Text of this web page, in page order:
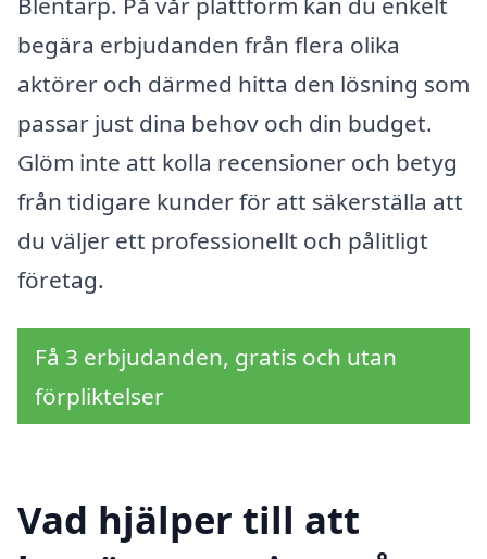
begära erbjudanden från flera olika
aktörer och därmed hitta den lösning som
passar just dina behov och din budget.
Glöm inte att kolla recensioner och betyg
från tidigare kunder för att säkerställa att
du väljer ett professionellt och pålitligt
företag.
Få 3 erbjudanden, gratis och utan
förpliktelser
Vad hjälper till att